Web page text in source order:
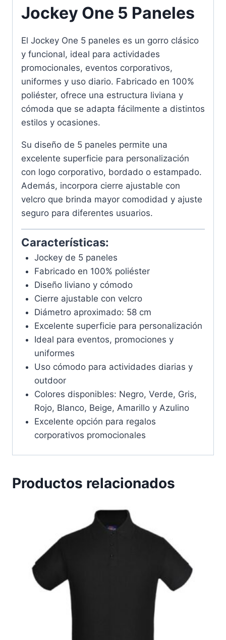
Jockey One 5 Paneles
El Jockey One 5 paneles es un gorro clásico
y funcional, ideal para actividades
promocionales, eventos corporativos,
uniformes y uso diario. Fabricado en 100%
poliéster, ofrece una estructura liviana y
cómoda que se adapta fácilmente a distintos
estilos y ocasiones.
Su diseño de 5 paneles permite una
excelente superficie para personalización
con logo corporativo, bordado o estampado.
Además, incorpora cierre ajustable con
velcro que brinda mayor comodidad y ajuste
seguro para diferentes usuarios.
Características:
Jockey de 5 paneles
Fabricado en 100% poliéster
Diseño liviano y cómodo
Cierre ajustable con velcro
Diámetro aproximado: 58 cm
Excelente superficie para personalización
Ideal para eventos, promociones y
uniformes
Uso cómodo para actividades diarias y
outdoor
Colores disponibles: Negro, Verde, Gris,
Rojo, Blanco, Beige, Amarillo y Azulino
Excelente opción para regalos
corporativos promocionales
Productos relacionados